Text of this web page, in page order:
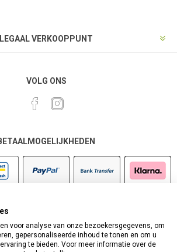
LEGAAL VERKOOPPUNT
VOLG ONS
voor analyse van onze bezoekersgegevens, om
gepersonaliseerde inhoud te tonen en om u
te bieden. Voor meer informatie over de